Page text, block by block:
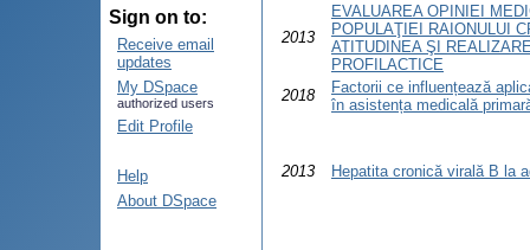
Sign on to:
Receive email
updates
My DSpace
authorized users
Edit Profile
Help
About DSpace
2013
EVALUAREA OPINIEI
POPULAŢIEI RAIONULUI
ATITUDINEA ŞI
PROFILACTICE
2018
Factorii ce influențează
în asistența medicală
2013 Hepatita cronică virală B la